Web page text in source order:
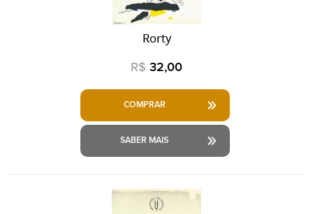
Rorty
R$ 32,00
COMPRAR
SABER MAIS